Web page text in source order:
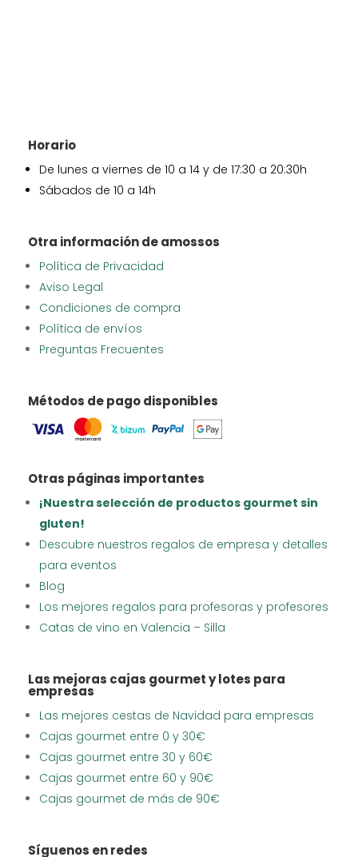
Horario
De lunes a viernes de 10 a 14 y de 17:30 a 20:30h
Sábados de 10 a 14h
Otra información de amossos
Política de Privacidad
Aviso Legal
Condiciones de compra
Política de envíos
Preguntas Frecuentes
Métodos de pago disponibles
Otras páginas importantes
¡Nuestra selección de productos gourmet sin
gluten!
Descubre nuestros regalos de empresa y detalles
para eventos
Blog
Los mejores regalos para profesoras y profesores
Catas de vino en Valencia – Silla
Las mejoras cajas gourmet y lotes para
empresas
Las mejores cestas de Navidad para empresas
Cajas gourmet entre 0 y 30€
Cajas gourmet entre 30 y 60€
Cajas gourmet entre 60 y 90€
Cajas gourmet de más de 90€
Síguenos en redes